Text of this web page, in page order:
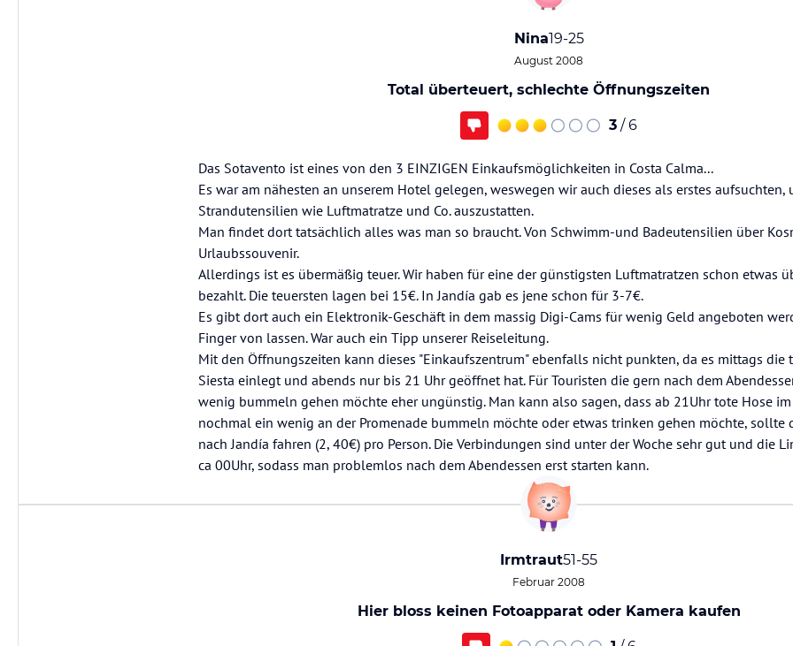
Nina19-25
August 2008
Total überteuert, schlechte Öffnungszeiten
3 / 6
Das Sotavento ist eines von den 3 EINZIGEN Einkaufsmöglichkeiten in Costa Calma...
Es war am nähesten an unserem Hotel gelegen, weswegen wir auch dieses als erstes aufsuchten,
Strandutensilien wie Luftmatratze und Co. auszustatten.
Man findet dort tatsächlich alles was man so braucht. Von Schwimm-und Badeutensilien über
Urlaubssouvenir.
Allerdings ist es übermäßig teuer. Wir haben für eine der günstigsten Luftmatratzen schon etwas
bezahlt. Die teuersten lagen bei 15€. In Jandía gab es jene schon für 3-7€.
Es gibt dort auch ein Elektronik-Geschäft in dem massig Digi-Cams für wenig Geld angeboten
Finger von lassen. War auch ein Tipp unserer Reiseleitung.
Mit den Öffnungszeiten kann dieses "Einkaufszentrum" ebenfalls nicht punkten, da es mittags die
Siesta einlegt und abends nur bis 21 Uhr geöffnet hat. Für Touristen die gern nach dem
wenig bummeln gehen möchte eher ungünstig. Man kann also sagen, dass ab 21Uhr tote Hose im
nochmal ein wenig an der Promenade bummeln möchte oder etwas trinken gehen möchte, sollte
nach Jandía fahren (2, 40€) pro Person. Die Verbindungen sind unter der Woche sehr gut und die
ca 00Uhr, sodass man problemlos nach dem Abendessen erst starten kann.
Irmtraut51-55
Februar 2008
Hier bloss keinen Fotoapparat oder Kamera kaufen